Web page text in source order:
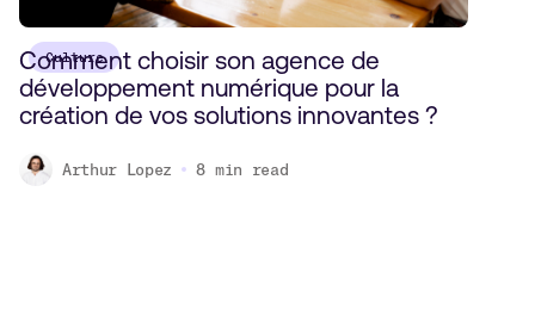
Culture
Comment choisir son agence de
développement numérique pour la
création de vos solutions innovantes ?
Arthur Lopez 8 min read